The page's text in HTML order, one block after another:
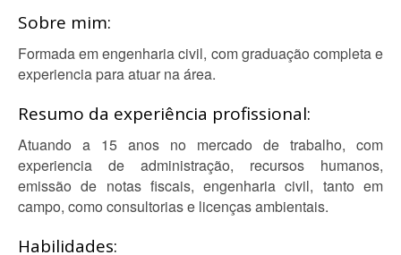
Sobre mim:
Formada em engenharia civil, com graduação completa e
experiencia para atuar na área.
Resumo da experiência profissional:
Atuando a 15 anos no mercado de trabalho, com
experiencia de administração, recursos humanos,
emissão de notas fiscais, engenharia civil, tanto em
campo, como consultorias e licenças ambientais.
Habilidades: